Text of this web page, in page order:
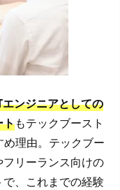
ンジニアとしての
トもテックブースト
理由。テックブー
リーランス向けの
、これまでの経験